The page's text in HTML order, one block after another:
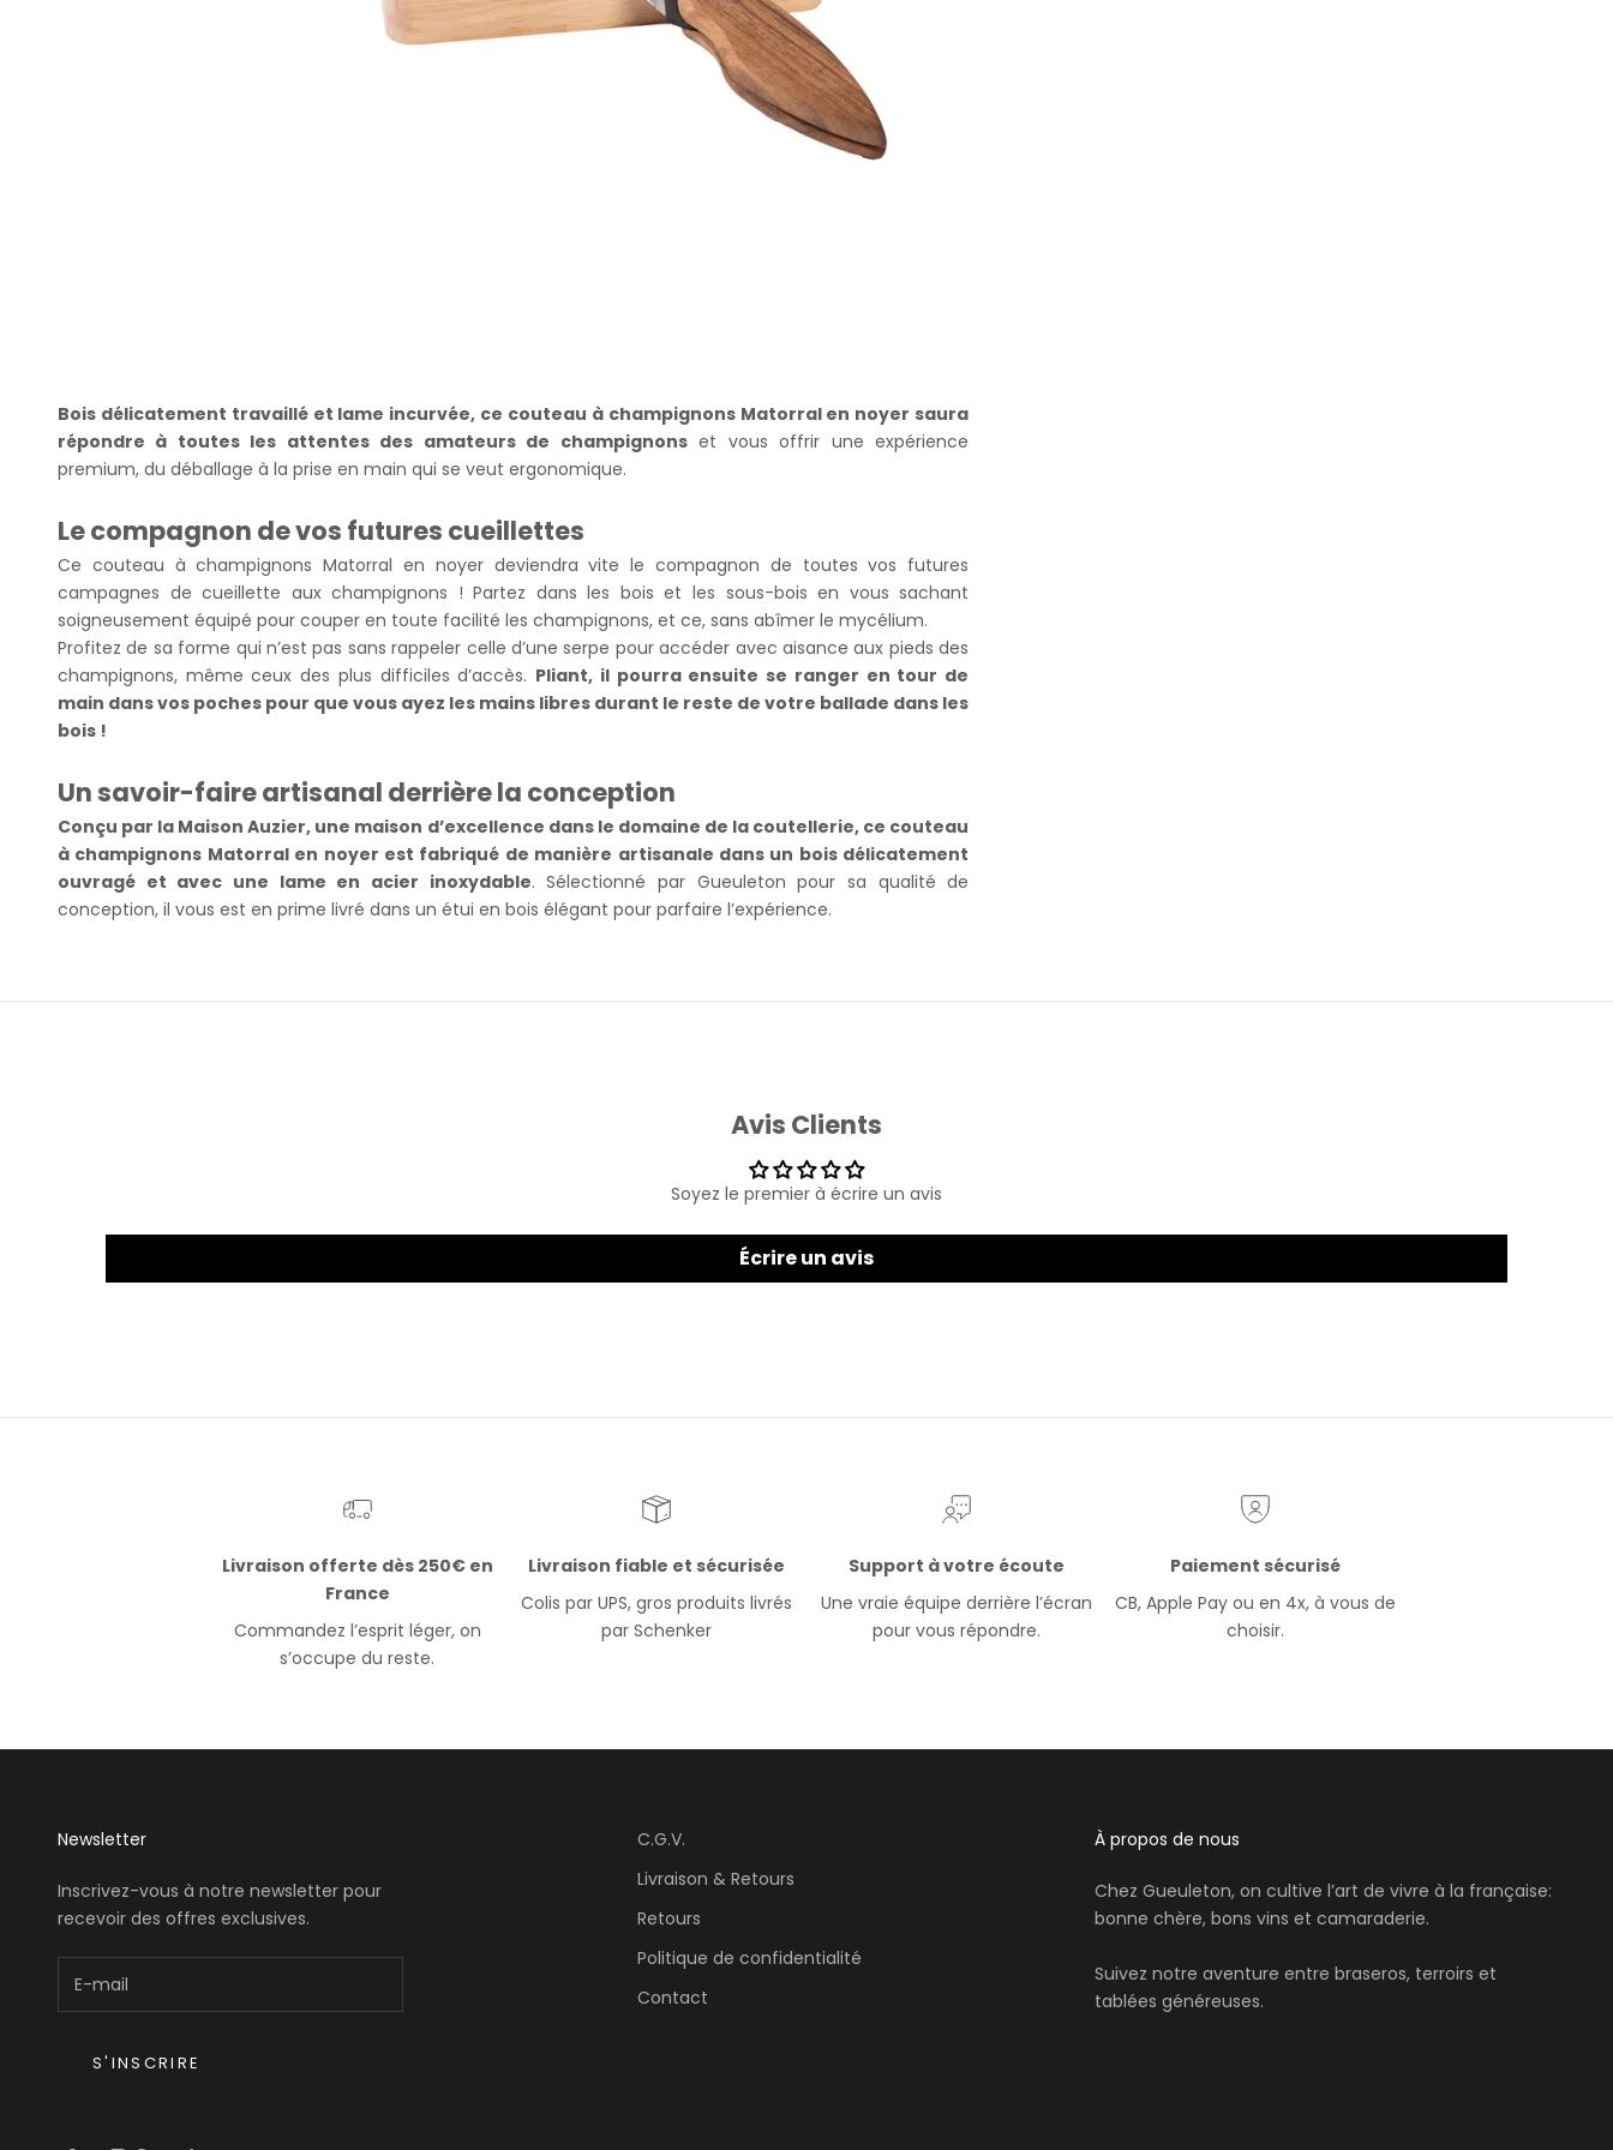
Bois délicatement travaillé et lame incurvée, ce couteau à champignons Matorral en noyer saura
répondre à toutes les attentes des amateurs de champignonset vous offrir une expérience
premium, du déballage à la prise en main qui se veut ergonomique.
Le compagnon de vos futures cueillettes
Ce couteau à champignons Matorral en noyer deviendra vite le compagnon de toutes vos futures
campagnes de cueillette aux champignons ! Partez dans les bois et les sous-bois en vous sachant
soigneusement équipé pour couper en toute facilité les champignons, et ce, sans abîmer le mycélium.
Profitez de sa forme qui n’est pas sans rappeler celle d’une serpe pour accéder avec aisance aux pieds des
champignons, même ceux des plus difficiles d’accès. Pliant, il pourra ensuite se ranger en tour de
main dans vos poches pour que vous ayez les mains libres durant le reste de votre ballade dans les
bois !
Un savoir-faire artisanal derrière la conception
Conçu par la Maison Auzier, une maison d’excellence dans le domaine de la coutellerie, ce couteau
à champignons Matorral en noyer est fabriqué de manière artisanale dans un bois délicatement
ouvragé et avec une lame en acier inoxydable. Sélectionné par Gueuleton pour sa qualité de
conception, il vous est en prime livré dans un étui en bois élégant pour parfaire l’expérience.
Avis Clients
Soyez le premier à écrire un avis
Écrire un avis
Livraison offerte dès 250€ en
France
Commandez l’esprit léger, on
s’occupe du reste.
Livraison fiable et sécurisée
Colis par UPS, gros produits livrés
par Schenker
Support à votre écoute
Une vraie équipe derrière l’écran
pour vous répondre.
Paiement sécurisé
CB, Apple Pay ou en 4x, à vous de
choisir.
Newsletter
Inscrivez-vous à notre newsletter pour
recevoir des offres exclusives.
S'INSCRIRE
C.G.V.
Livraison & Retours
Retours
Politique de confidentialité
Contact
À propos de nous
Chez Gueuleton, on cultive l’art de vivre à la française:
bonne chère, bons vins et camaraderie.
Suivez notre aventure entre braseros, terroirs et
tablées généreuses.